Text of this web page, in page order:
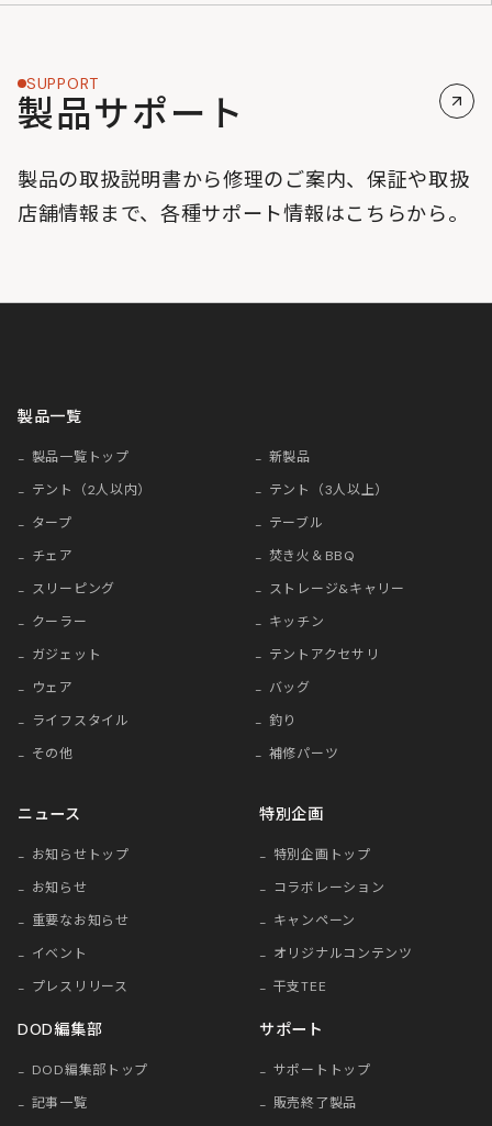
SUPPORT
製品サポート
製品の取扱説明書から修理のご案内、保証や取扱
店舗情報まで、各種サポート情報はこちらから。
製品一覧
製品一覧トップ
新製品
テント（2人以内）
テント（3人以上）
タープ
テーブル
チェア
焚き火＆BBQ
スリーピング
ストレージ&キャリー
クーラー
キッチン
ガジェット
テントアクセサリ
ウェア
バッグ
ライフスタイル
釣り
その他
補修パーツ
ニュース
お知らせトップ
お知らせ
重要なお知らせ
イベント
プレスリリース
特別企画
特別企画トップ
コラボレーション
キャンペーン
オリジナルコンテンツ
干支TEE
DOD編集部
DOD編集部トップ
記事一覧
サポート
サポートトップ
販売終了製品